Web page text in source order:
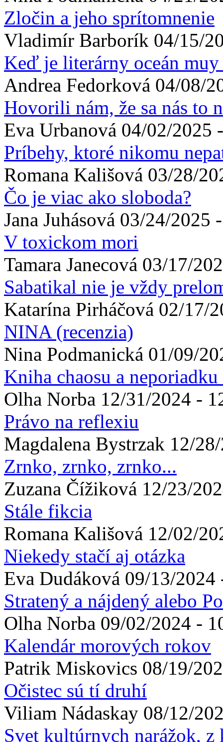
Zločin a jeho sprítomnenie
Vladimír Barborík 04/15/
Keď je literárny oceán
Andrea Fedorková 04/08/
Hovorili nám, že sa nás to
Eva Urbanová 04/02/2025
Príbehy, ktoré nikomu
Romana Kališová 03/28/
Čo je viac ako sloboda?
Jana Juhásová 03/24/2025
V toxickom mori
Tamara Janecová 03/17/
Sabatikal nie je vždy
Katarína Pirháčová 02/17/
NINA (recenzia)
Nina Podmanická 01/09/
Kniha chaosu a
Olha Norba 12/31/2024 -
Právo na reflexiu
Magdalena Bystrzak 12/
Zrnko, zrnko, zrnko...
Zuzana Čížiková 12/23/
Stále fikcia
Romana Kališová 12/02/
Niekedy stačí aj otázka
Eva Dudáková 09/13/2024
Stratený a nájdený alebo
Olha Norba 09/02/2024 -
Kalendár morových rokov
Patrik Miskovics 08/19/
Očistec sú tí druhí
Viliam Nádaskay 08/12/
Svet kultúrnych narážok, z